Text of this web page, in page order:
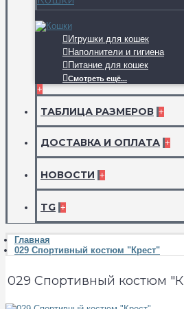
Игрушки для кошек
Наполнители и гигиена
Питание для кошек
Смотреть ещё...
+
ТАБЛИЦА РАЗМЕРОВ +
ДОСТАВКА И ОПЛАТА +
НОВОСТИ +
TG +
Главная
029 Спортивный костюм "Крест"
029 Спортивный костюм